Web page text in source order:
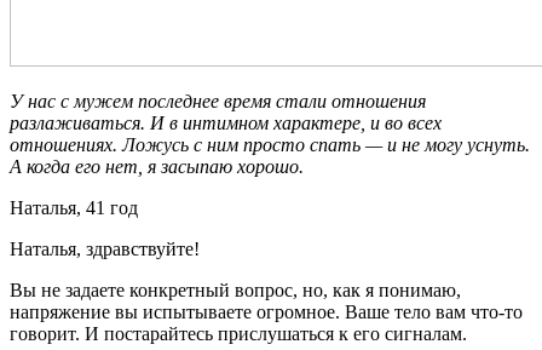
У нас с мужем последнее время стали отношения
разлаживаться. И в интимном характере, и во всех
отношениях. Ложусь с ним просто спать — и не могу уснуть.
А когда его нет, я засыпаю хорошо.
Наталья, 41 год
Наталья, здравствуйте!
Вы не задаете конкретный вопрос, но, как я понимаю,
напряжение вы испытываете огромное. Ваше тело вам что-то
говорит. И постарайтесь прислушаться к его сигналам.